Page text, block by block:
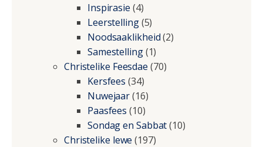
Inspirasie (4)
Leerstelling(5)
Noodsaaklikheid(2)
Samestelling(1)
Christelike Feesdae (70)
Kersfees (34)
Nuwejaar(16)
Paasfees (10)
Sondag en Sabbat(10)
Christelike lewe (197)